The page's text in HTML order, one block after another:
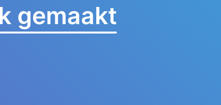
gemaakt